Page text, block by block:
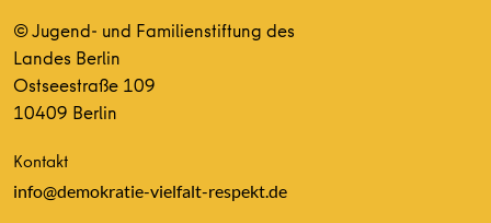
© Jugend- und Familienstiftung des
Landes Berlin
Ostseestraße 109
10409 Berlin
Kontakt
info@demokratie-vielfalt-respekt.de